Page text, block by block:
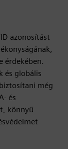
azonosítást
érdekében.
és globális
még
és
könnyű